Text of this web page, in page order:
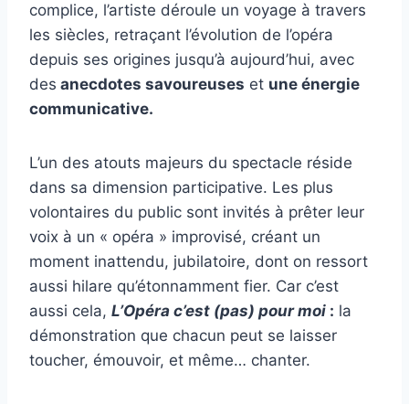
complice, l’artiste déroule un voyage à travers
les siècles, retraçant l’évolution de l’opéra
depuis ses origines jusqu’à aujourd’hui, avec
des anecdotes savoureuses et une énergie
communicative.
L’un des atouts majeurs du spectacle réside
dans sa dimension participative. Les plus
volontaires du public sont invités à prêter leur
voix à un « opéra » improvisé, créant un
moment inattendu, jubilatoire, dont on ressort
aussi hilare qu’étonnamment fier. Car c’est
aussi cela, L’Opéra c’est (pas) pour moi : la
démonstration que chacun peut se laisser
toucher, émouvoir, et même… chanter.